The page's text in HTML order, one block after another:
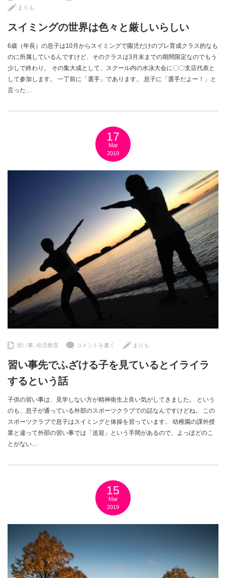
まりも
スイミングの世界は色々と厳しいらしい
6歳（年長）の息子は10月からスイミングで園児だけのプレ育成クラス的なも
のに所属しているんですけど、そのクラスは3月末までの期間限定なのでもう
少しで終わり。 その集大成として、スクール内の水泳大会に〇〇支店代表と
して参加します。 一丁前に「選手」であります。 息子に「選手だよー！」と
言った…
17
Mar
2019
習い事 幼児教育 コメントを書く まりも
習い事先でふざける子を見ているとイライラ
するという話
子供の習い事は、見学しない方が精神衛生上良い気がしてきました。 という
のも、息子が通っている外部のスポーツクラブでの話なんですけどね。 この
スポーツクラブで息子はスイミングと体操を習っています。 幼稚園の課外授
業と違って外部の習い事では「送迎」という手間があるので、よっぽどのこ
とがない…
15
Mar
2019